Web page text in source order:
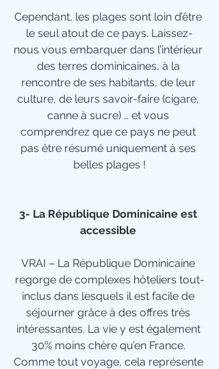
Cependant, les plages sont loin d’être
le seul atout de ce pays. Laissez-
nous vous embarquer dans l’intérieur
des terres dominicaines, à la
rencontre de ses habitants, de leur
culture, de leurs savoir-faire (cigare,
canne à sucre) … et vous
comprendrez que ce pays ne peut
pas être résumé uniquement à ses
belles plages !
3- La République Dominicaine est
accessible
VRAI – La République Dominicaine
regorge de complexes hôteliers tout-
inclus dans lesquels il est facile de
séjourner grâce à des offres très
intéressantes. La vie y est également
30% moins chère qu’en France.
Comme tout voyage, cela représente